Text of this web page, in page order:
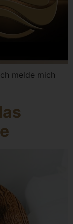
melde mich